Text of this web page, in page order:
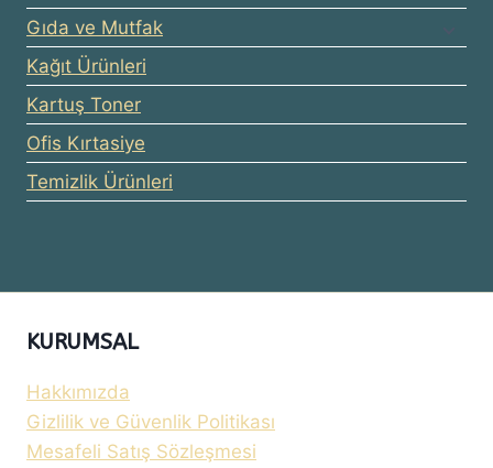
Gıda ve Mutfak
Kağıt Ürünleri
Kartuş Toner
Ofis Kırtasiye
Temizlik Ürünleri
KURUMSAL
Hakkımızda
Gizlilik ve Güvenlik Politikası
Mesafeli Satış Sözleşmesi